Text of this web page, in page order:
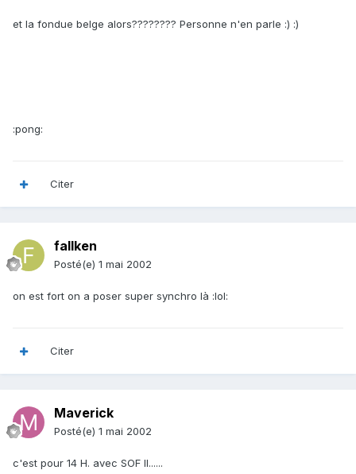
et la fondue belge alors???????? Personne n'en parle :) :)
:pong:
Citer
fallken
Posté(e) 1 mai 2002
on est fort on a poser super synchro là :lol:
Citer
Maverick
Posté(e) 1 mai 2002
c'est pour 14 H. avec SOF II......